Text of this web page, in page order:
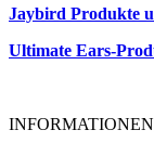
Jaybird Produkte
Ultimate Ears-